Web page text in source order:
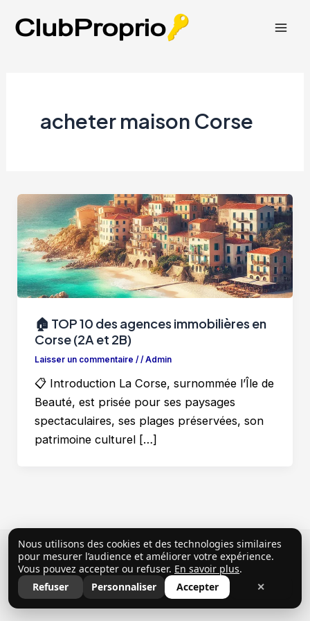
acheter maison Corse
🏠 TOP 10 des agences immobilières en
Corse (2A et 2B)
Laisser un commentaire / / Admin
📋 Introduction La Corse, surnommée l’Île de
Beauté, est prisée pour ses paysages
spectaculaires, ses plages préservées, son
patrimoine culturel […]
Copyright © 2026 ClubProprio |Politique de
confidentialité|Conditions Générales d’Utilisation
Mentions légales
Nous utilisons des cookies et des technologies similaires
pour mesurer l’audience et améliorer votre expérience.
Vous pouvez accepter ou refuser. En savoir plus.
Refuser
Personnaliser Accepter ✕